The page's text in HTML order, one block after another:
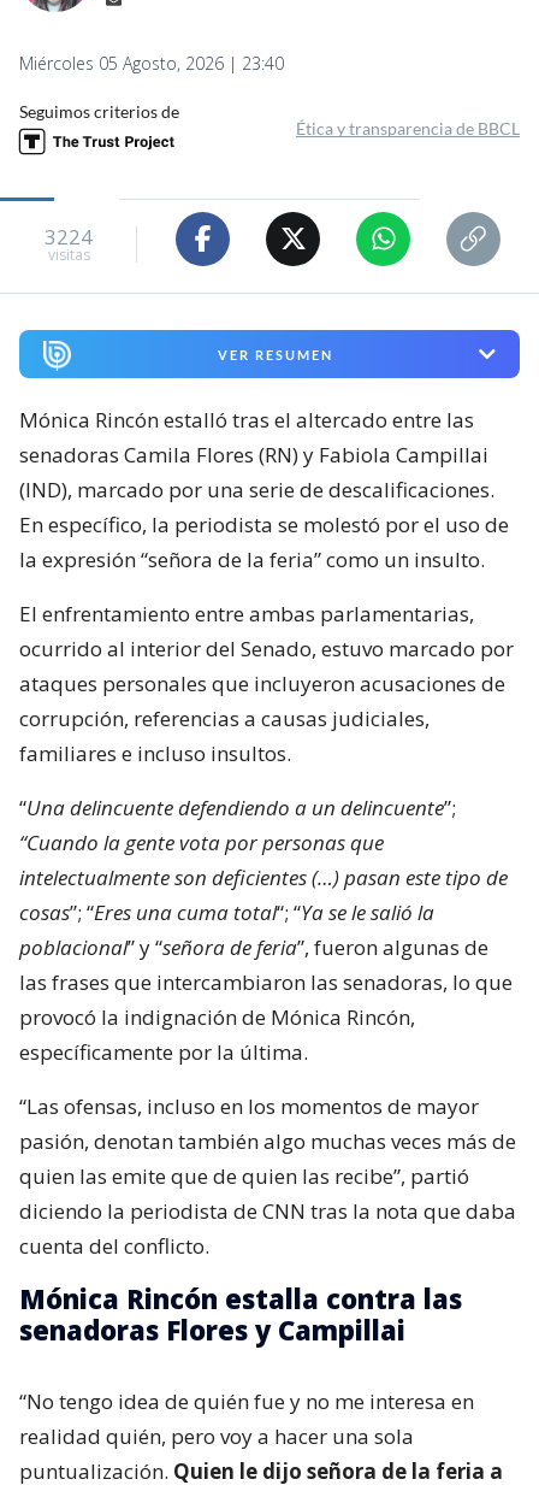
Miércoles 05 Agosto, 2026 | 23:40
Seguimos criterios de
Ética y transparencia de BBCL
3224
visitas
VER RESUMEN
Mónica Rincón estalló tras el altercado entre las
senadoras Camila Flores (RN) y Fabiola Campillai
(IND), marcado por una serie de descalificaciones.
En específico, la periodista se molestó por el uso de
la expresión “señora de la feria” como un insulto.
El enfrentamiento entre ambas parlamentarias,
ocurrido al interior del Senado, estuvo marcado por
ataques personales que incluyeron acusaciones de
corrupción, referencias a causas judiciales,
familiares e incluso insultos.
“Una delincuente defendiendo a un delincuente”;
“Cuando la gente vota por personas que
intelectualmente son deficientes (…) pasan este tipo de
cosas”; “Eres una cuma total“; “Ya se le salió la
poblacional” y “señora de feria”, fueron algunas de
las frases que intercambiaron las senadoras, lo que
provocó la indignación de Mónica Rincón,
específicamente por la última.
“Las ofensas, incluso en los momentos de mayor
pasión, denotan también algo muchas veces más de
quien las emite que de quien las recibe”, partió
diciendo la periodista de CNN tras la nota que daba
cuenta del conflicto.
Mónica Rincón estalla contra las
senadoras Flores y Campillai
“No tengo idea de quién fue y no me interesa en
realidad quién, pero voy a hacer una sola
puntualización. Quien le dijo señora de la feria a